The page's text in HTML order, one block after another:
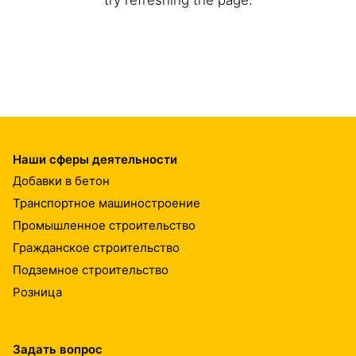
Наши сферы деятельности
Добавки в бетон
Транспортное машиностроение
Промышленное строительство
Гражданское строительство
Подземное строительство
Розница
Задать вопрос